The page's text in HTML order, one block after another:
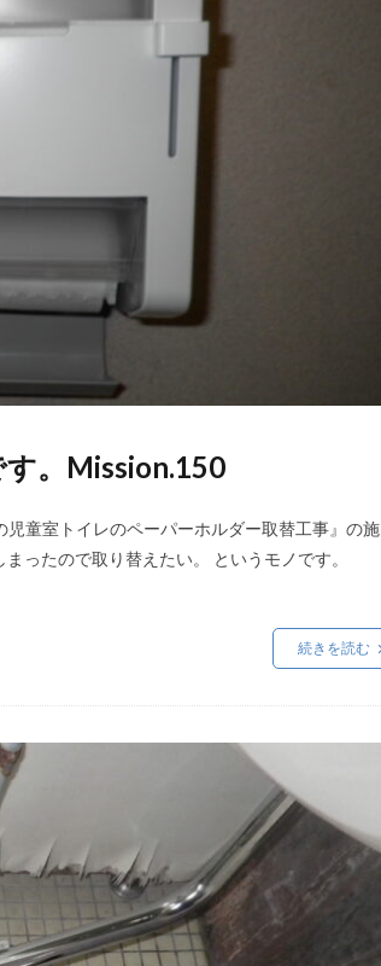
す。Mission.150
童室トイレのペーパーホルダー取替工事』の施
ったので取り替えたい。 というモノです。
続きを読む